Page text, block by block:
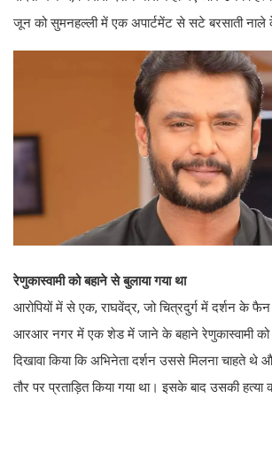
जून को सुमनहल्ली में एक अपार्टमेंट से सटे बरसाती नाले
रेणुकास्वामी को बहाने से बुलाया गया था
आरोपियों में से एक, राघवेंद्र, जो चित्रदुर्ग में दर्शन के
आरआर नगर में एक शेड में जाने के बहाने रेणुकास्वामी को
दिखावा किया कि अभिनेता दर्शन उससे मिलना चाहते
तौर पर प्रताड़ित किया गया था। इसके बाद उसकी हत्या